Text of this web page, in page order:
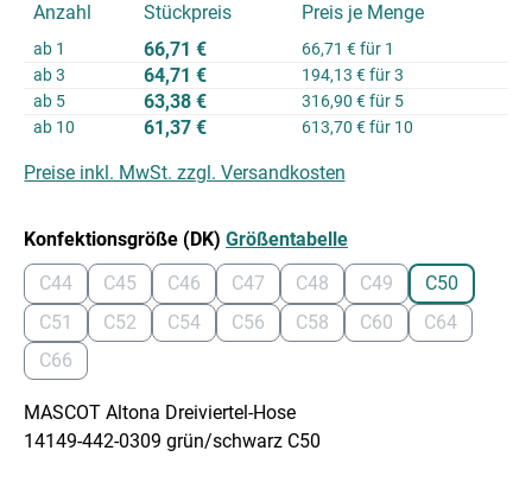
Anzahl Stückpreis Preis je Menge
ab 1 66,71 €
66,71 € für 1
ab3 64,71 €
194,13 € für 3
ab 5 63,38 €
316,90 € für 5
ab 10 61,37 € 613,70 € für 10
Preise inkl. MwSt. zzgl. Versandkosten
Konfektionsgröße (DK) auswählen
Größentabelle
C44
(Diese Option ist zurzeit nicht verfügbar.)
C45
(Diese Option ist zurzeit nicht verfügbar.)
C46
(Diese Option ist zurzeit nicht verfügbar.)
C47
(Diese Option ist zurzeit nicht
C48
(Diese Option ist zurzeit
C49
(Diese Option ist
C50
(Diese
C51
(Diese Option ist zurzeit nicht verfügbar.)
C52
(Diese Option ist zurzeit nicht verfügbar.)
C54
(Diese Option ist zurzeit nicht verfügbar.)
C56
(Diese Option ist zurzeit nicht
C58
(Diese Option ist zurzeit nicht
C60
(Diese Option ist
C64
(Diese
C66
(Diese Option ist zurzeit nicht verfügbar.)
MASCOT Altona Dreiviertel-Hose
14149-442-0309 grün/schwarz C50